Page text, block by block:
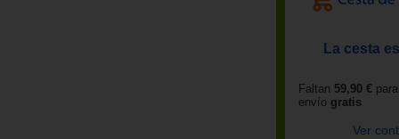
La cesta
Faltan 59,90 €
envío gratis
Ver